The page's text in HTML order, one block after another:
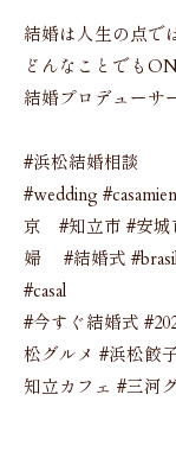
結婚は人生の点で
どんなことでも
結婚プロデューサ
#浜松結婚相談
#wedding
京 #知立市 #安城
婦 #結婚式
#casal
#今すぐ結婚式
松グルメ #浜松餃
知立カフェ #三河